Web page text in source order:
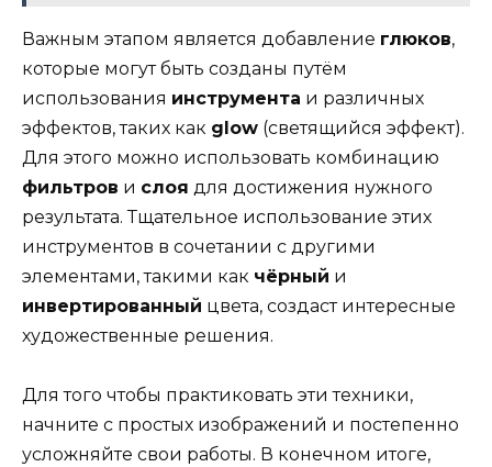
Важным этапом является добавление глюков,
которые могут быть созданы путём
использования инструмента и различных
эффектов, таких как glow (светящийся эффект).
Для этого можно использовать комбинацию
фильтров и слоя для достижения нужного
результата. Тщательное использование этих
инструментов в сочетании с другими
элементами, такими как чёрный и
инвертированный цвета, создаст интересные
художественные решения.
Для того чтобы практиковать эти техники,
начните с простых изображений и постепенно
усложняйте свои работы. В конечном итоге,